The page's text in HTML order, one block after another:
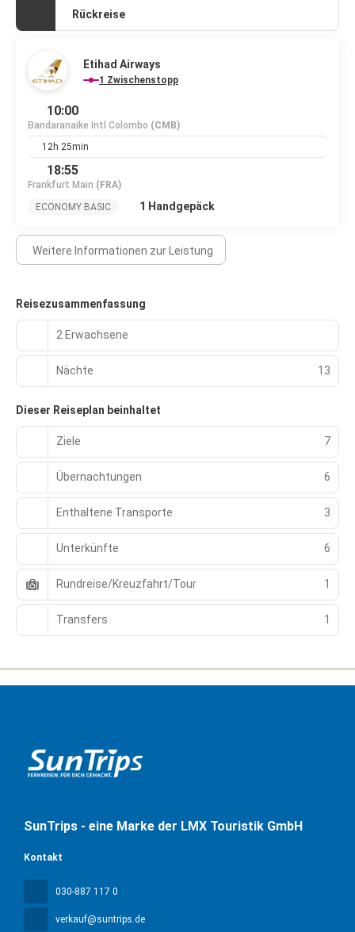
Rückreise
Etihad Airways
1 Zwischenstopp
10:00
Bandaranaike Intl Colombo (CMB)
12h 25min
18:55
Frankfurt Main (FRA)
ECONOMY BASIC
1 Handgepäck
Weitere Informationen zur Leistung
Reisezusammenfassung
2 Erwachsene
Nächte 13
Dieser Reiseplan beinhaltet
Ziele 7
Übernachtungen 6
Enthaltene Transporte 3
Unterkünfte 6
Rundreise/Kreuzfahrt/Tour 1
Transfers 1
SunTrips - eine Marke der LMX Touristik GmbH
Kontakt
030-887 117 0
verkauf@suntrips.de